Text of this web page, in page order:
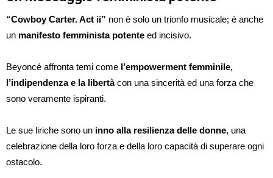
“Cowboy Carter. Act ii” non è solo un trionfo musicale; è anche
un manifesto femminista potente ed incisivo.
Beyoncé affronta temi come l’empowerment femminile,
l’indipendenza e la libertàcon una sincerità ed una forza che
sono veramente ispiranti.
Le sue liriche sono un inno alla resilienza delle donne, una
celebrazione della loro forza e della loro capacità di superare ogni
ostacolo.